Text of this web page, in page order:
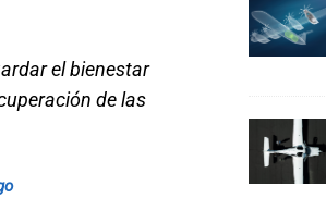
el bienestar
de las